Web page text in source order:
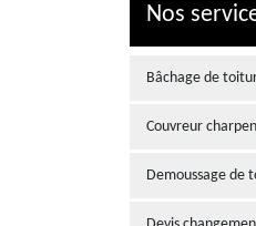
Nos
Bâchage de
Couvreur
Demoussage de